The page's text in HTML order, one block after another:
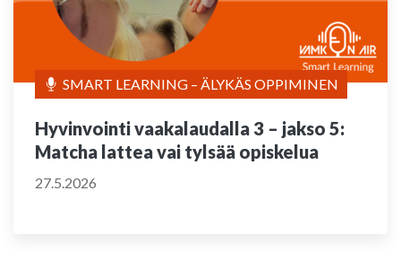
SMART LEARNING – ÄLYKÄS OPPIMINEN
Hyvinvointi vaakalaudalla 3 – jakso 5:
Matcha lattea vai tylsää opiskelua
27.5.2026